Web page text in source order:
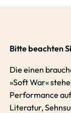
Bitte beachten
Die einen
»Soft War«
Performance
Literatur,